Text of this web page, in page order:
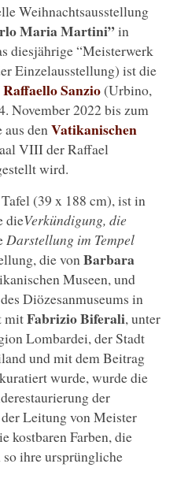
Weihnachtsausstellung
Maria Martini”in
diesjährige “Meisterwerk
Einzelausstellung) ist die
Raffaello Sanzio(Urbino,
November 2022 bis zum
den Vatikanischen
VIII der Raffael
wird.
(39 x 188 cm), ist in
dieVerkündigung, die
Darstellung im Tempel
die von Barbara
Museen, und
Diözesanmuseums in
mitFabrizio Biferali, unter
Lombardei, der Stadt
und mit dem Beitrag
wurde, wurde die
der
Leitung von Meister
kostbaren Farben, die
so ihre ursprüngliche